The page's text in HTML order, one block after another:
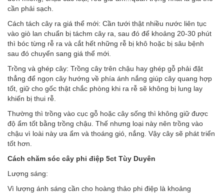
cần phải sạch.
Cách tách cây ra giá thể mới: Cần tưới thật nhiều nước liên tục
vào giò lan chuẩn bị táchm cây ra, sau đó để khoảng 20-30 phút
thì bóc từng rễ ra và cắt hết những rễ bị khô hoặc bị sâu bệnh
sau đó chuyển sang giá thể mới.
Trồng và ghép cây: Trồng cây trên chậu hay ghép gỗ phải đặt
thẳng để ngọn cây hướng về phía ánh nắng giúp cây quang hợp
tốt, giữ cho gốc thật chắc phòng khi ra rễ sẽ không bị lung lay
khiến bị thui rễ.
Thường thì trồng vào cục gỗ hoặc cây sống thì không giữ được
độ ẩm tốt bằng trồng chậu. Thế nhưng loại này nên trồng vào
chậu vì loài này ưa ẩm và thoáng gió, nắng. Vậy cây sẽ phát triển
tốt hơn.
Cách chăm sóc cây phi điệp 5ct Tùy Duyên
Lượng sáng:
Vì lượng ánh sáng cần cho hoàng thảo phi điệp là khoảng